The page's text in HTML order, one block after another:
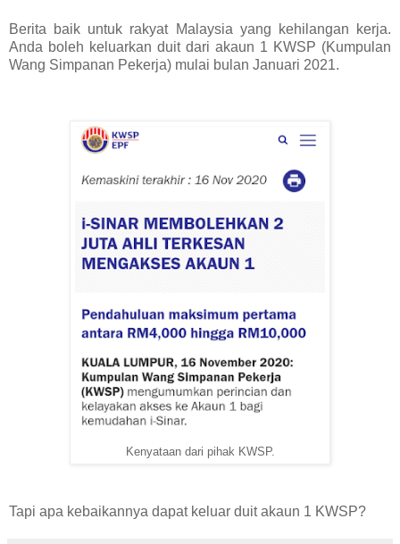
Berita baik untuk rakyat Malaysia yang kehilangan kerja.
Anda boleh keluarkan duit dari akaun 1 KWSP (Kumpulan
Wang Simpanan Pekerja) mulai bulan Januari 2021.
Kenyataan dari pihak KWSP.
Tapi apa kebaikannya dapat keluar duit akaun 1 KWSP?